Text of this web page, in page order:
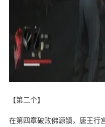
【第二个】
在第四章破败佛源镇，唐王行